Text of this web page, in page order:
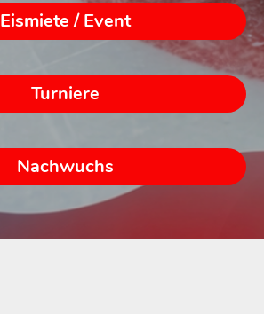
Eismiete / Event
Turniere
Nachwuchs